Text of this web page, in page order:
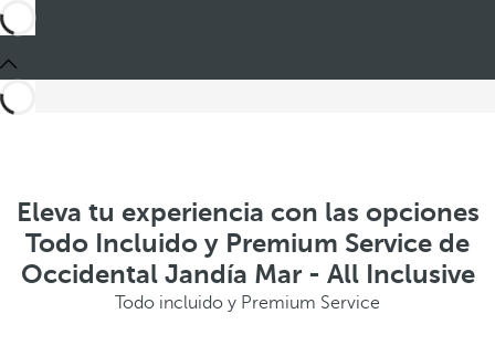
Eleva tu experiencia con las opciones
Todo Incluido y Premium Service de
Occidental Jandía Mar - All Inclusive
Todo incluido y Premium Service